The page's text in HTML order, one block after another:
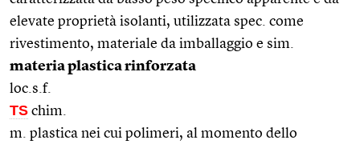
elevate proprietà isolanti, utilizzata spec. come
rivestimento, materiale da imballaggio e sim.
materia plastica rinforzata
loc.s.f.
TS chim.
m. plastica nei cui polimeri, al momento dello